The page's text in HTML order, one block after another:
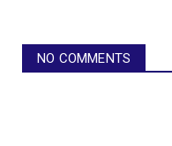
NO COMMENTS